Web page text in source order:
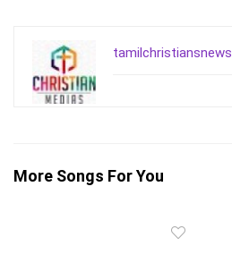
tamilchristiansnews
More Songs For You